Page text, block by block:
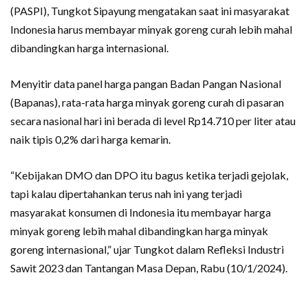
(PASPI), Tungkot Sipayung mengatakan saat ini masyarakat
Indonesia harus membayar minyak goreng curah lebih mahal
dibandingkan harga internasional.
Menyitir data panel harga pangan Badan Pangan Nasional
(Bapanas), rata-rata harga minyak goreng curah di pasaran
secara nasional hari ini berada di level Rp14.710 per liter atau
naik tipis 0,2% dari harga kemarin.
“Kebijakan DMO dan DPO itu bagus ketika terjadi gejolak,
tapi kalau dipertahankan terus nah ini yang terjadi
masyarakat konsumen di Indonesia itu membayar harga
minyak goreng lebih mahal dibandingkan harga minyak
goreng internasional,” ujar Tungkot dalam Refleksi Industri
Sawit 2023 dan Tantangan Masa Depan, Rabu (10/1/2024).